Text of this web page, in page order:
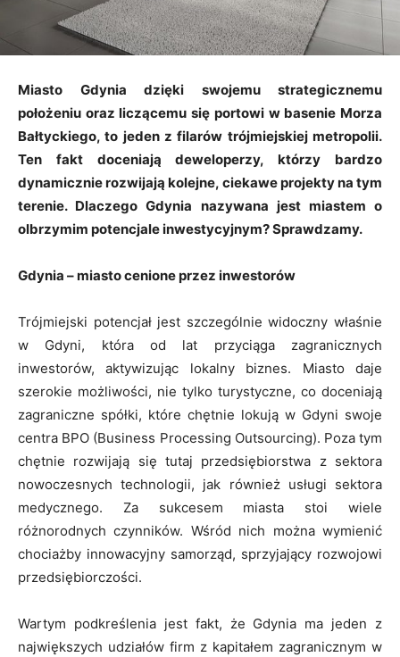
Miasto Gdynia dzięki swojemu strategicznemu
położeniu oraz liczącemu się portowi w basenie Morza
Bałtyckiego, to jeden z filarów trójmiejskiej metropolii.
Ten fakt doceniają deweloperzy, którzy bardzo
dynamicznie rozwijają kolejne, ciekawe projekty na tym
terenie. Dlaczego Gdynia nazywana jest miastem o
olbrzymim potencjale inwestycyjnym? Sprawdzamy.
Gdynia – miasto cenione przez inwestorów
Trójmiejski potencjał jest szczególnie widoczny właśnie
w Gdyni, która od lat przyciąga zagranicznych
inwestorów, aktywizując lokalny biznes. Miasto daje
szerokie możliwości, nie tylko turystyczne, co doceniają
zagraniczne spółki, które chętnie lokują w Gdyni swoje
centra BPO (Business Processing Outsourcing). Poza tym
chętnie rozwijają się tutaj przedsiębiorstwa z sektora
nowoczesnych technologii, jak również usługi sektora
medycznego. Za sukcesem miasta stoi wiele
różnorodnych czynników. Wśród nich można wymienić
chociażby innowacyjny samorząd, sprzyjający rozwojowi
przedsiębiorczości.
Wartym podkreślenia jest fakt, że Gdynia ma jeden z
największych udziałów firm z kapitałem zagranicznym w